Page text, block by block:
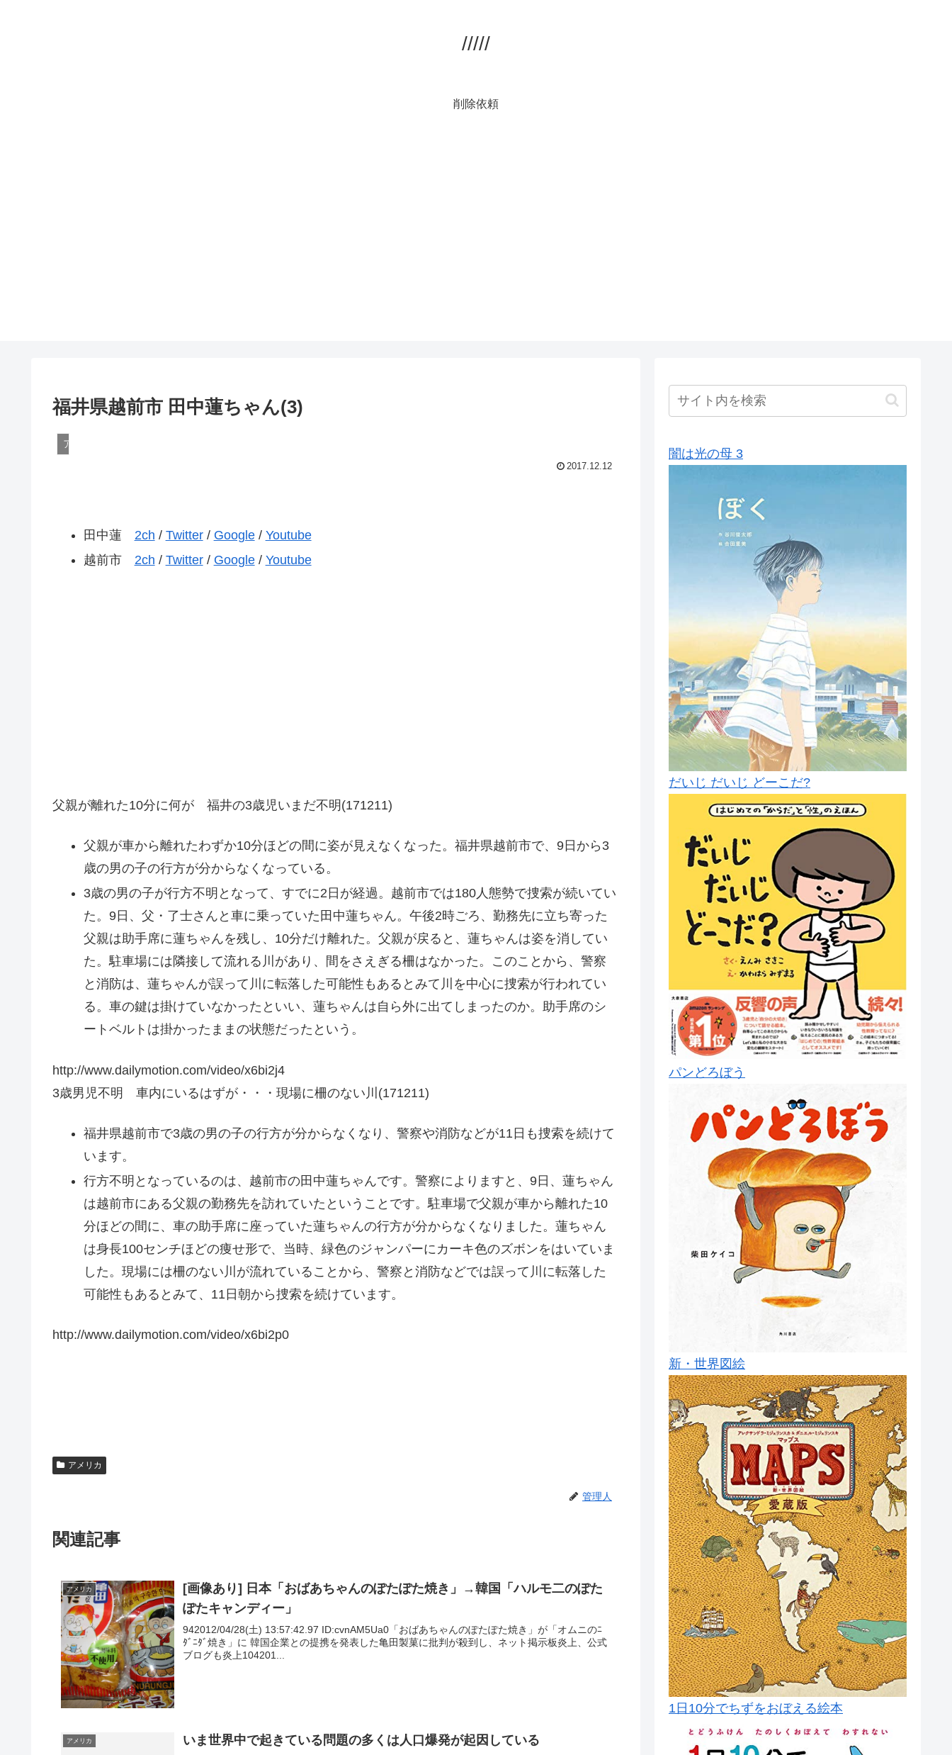
/////
削除依頼
福井県越前市 田中蓮ちゃん(3)
アメリカ
2017.12.12
田中蓮 2ch / Twitter/ Google/ Youtube
越前市 2ch / Twitter/ Google/ Youtube
父親が離れた10分に何が 福井の3歳児いまだ不明(171211)
父親が車から離れたわずか10分ほどの間に姿が見えなくなった。福井県越前市で、9日から3
歳の男の子の行方が分からなくなっている。
3歳の男の子が行方不明となって、すでに2日が経過。越前市では180人態勢で捜索が続いてい
た。9日、父・了士さんと車に乗っていた田中蓮ちゃん。午後2時ごろ、勤務先に立ち寄った
父親は助手席に蓮ちゃんを残し、10分だけ離れた。父親が戻ると、蓮ちゃんは姿を消してい
た。駐車場には隣接して流れる川があり、間をさえぎる柵はなかった。このことから、警察
と消防は、蓮ちゃんが誤って川に転落した可能性もあるとみて川を中心に捜索が行われてい
る。車の鍵は掛けていなかったといい、蓮ちゃんは自ら外に出てしまったのか。助手席のシ
ートベルトは掛かったままの状態だったという。
http://www.dailymotion.com/video/x6bi2j4
3歳男児不明 車内にいるはずが・・・現場に柵のない川(171211)
福井県越前市で3歳の男の子の行方が分からなくなり、警察や消防などが11日も捜索を続けて
います。
行方不明となっているのは、越前市の田中蓮ちゃんです。警察によりますと、9日、蓮ちゃん
は越前市にある父親の勤務先を訪れていたということです。駐車場で父親が車から離れた10
分ほどの間に、車の助手席に座っていた蓮ちゃんの行方が分からなくなりました。蓮ちゃん
は身長100センチほどの痩せ形で、当時、緑色のジャンパーにカーキ色のズボンをはいていま
した。現場には柵のない川が流れていることから、警察と消防などでは誤って川に転落した
可能性もあるとみて、11日朝から捜索を続けています。
http://www.dailymotion.com/video/x6bi2p0
アメリカ
管理人
関連記事
アメリカ
[画像あり] 日本「おばあちゃんのぽたぽた焼き」→韓国「ハルモ二のぽた
ぽたキャンディー」
942012/04/28(土) 13:57:42.97 ID:cvnAM5Ua0「おばあちゃんのぽたぽた焼き」が「オムニのﾆ
ﾀﾞﾆﾀﾞ焼き」に 韓国企業との提携を発表した亀田製菓に批判が殺到し、ネット掲示板炎上、公式
ブログも炎上104201...
アメリカ いま世界中で起きている問題の多くは人口爆発が起因している
闇は光の母 3
だいじ だいじ どーこだ?
パンどろぼう
新・世界図絵
1日10分でちずをおぼえる絵本